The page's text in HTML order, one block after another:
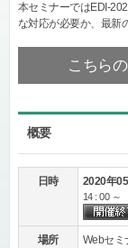
本セミナーではEDI-
な対応が必要か、最新
こちら
概要
日時 2020年
14 : 00 ～
場所 Webセミ